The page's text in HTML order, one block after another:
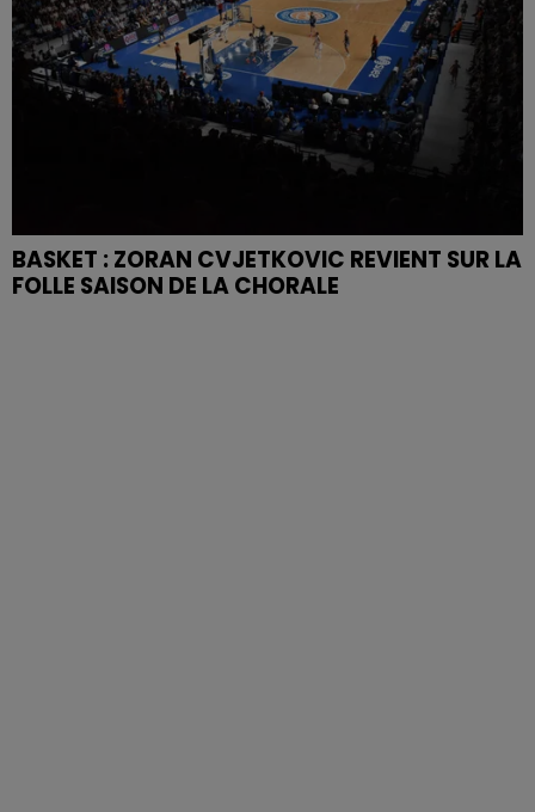
BASKET : ZORAN CVJETKOVIC REVIENT SUR LA
FOLLE SAISON DE LA CHORALE